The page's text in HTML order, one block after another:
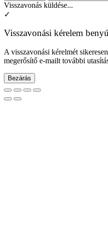
Visszavonás küldése...
✓
Visszavonási kérelem
A visszavonási kérelmét
megerősítő e-mailt további
Bezárás